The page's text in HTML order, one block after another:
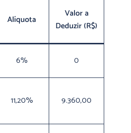
Alíquota
Valor a
Deduzir (R$)
6% 0
11,20% 9.360,00